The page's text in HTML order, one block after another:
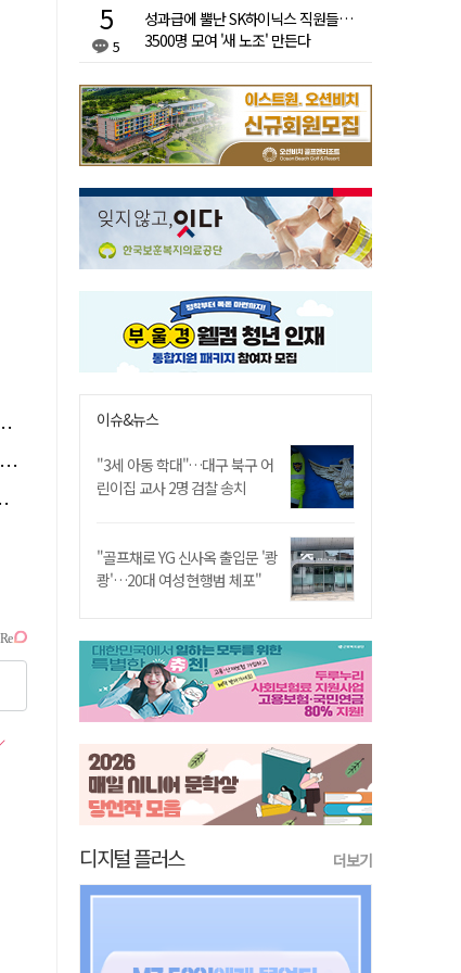
5
성과급에 뿔난 SK하이닉스 직원들…
3500명 모여 '새 노조' 만든다
이슈&뉴스
"3세 아동 학대"…대구 북구 어
린이집 교사 2명 검찰 송치
"골프채로 YG 신사옥 출입문 '쾅
쾅'…20대 여성 현행범 체포"
디지털 플러스 더보기